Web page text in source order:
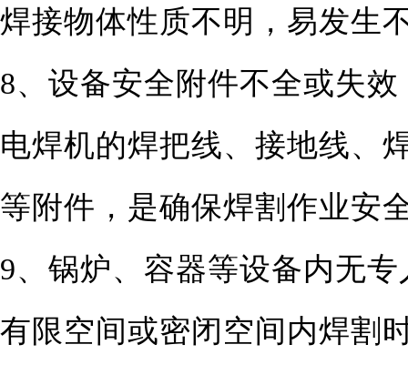
焊接物体性质不明，易发生
8、设备安全附件不全或失
电焊机的焊把线、接地线、
等附件，是确保焊割作业安
9、锅炉、容器等设备内无
有限空间或密闭空间内焊割